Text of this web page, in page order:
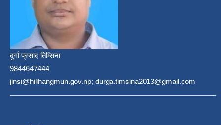
दुर्गा प्रसाद तिम्सिना
9844647444
jinsi@hilihangmun.gov.np; durga.timsina2013@gmail.com